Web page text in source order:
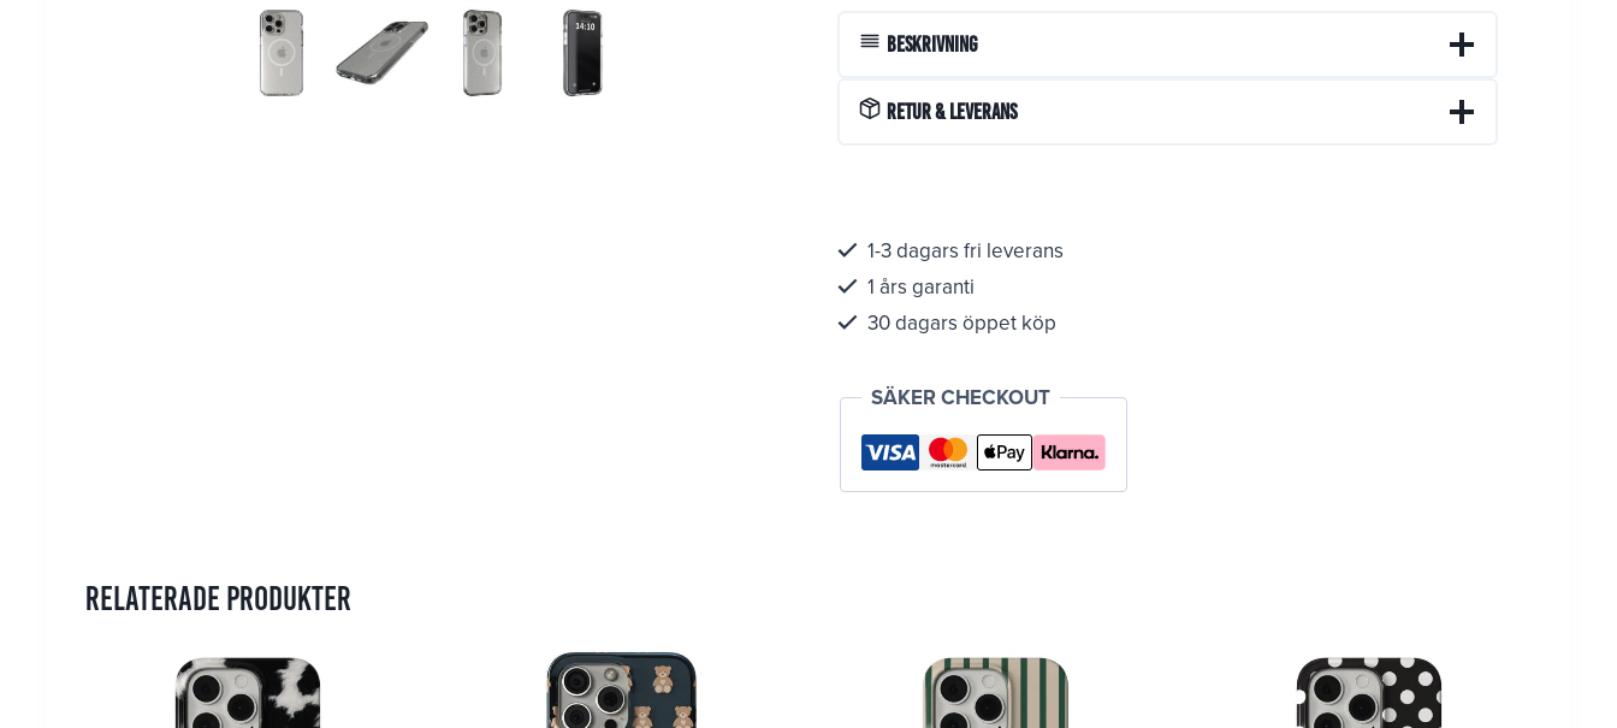
Beskrivning
Retur & Leverans
1-3 dagars fri leverans
1 års garanti
30 dagars öppet köp
SÄKER CHECKOUT
Relaterade produkter